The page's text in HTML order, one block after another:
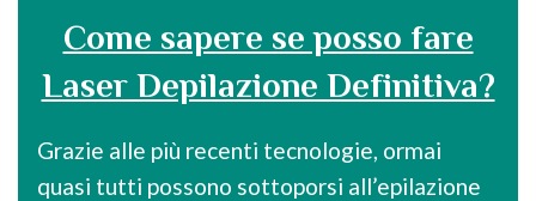
Come sapere se posso fare
Laser Depilazione Definitiva?
Grazie alle più recenti tecnologie, ormai
quasi tutti possono sottoporsi all’epilazione